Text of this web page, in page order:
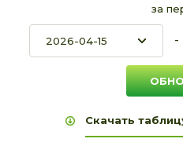
за
-
Скачать